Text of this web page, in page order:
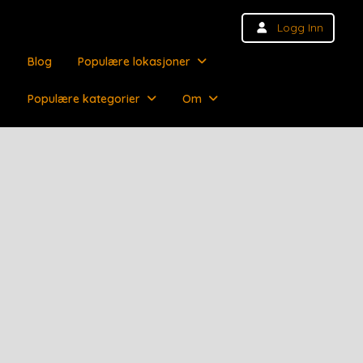
Logg Inn
Blog Populære lokasjoner
Populære kategorier Om